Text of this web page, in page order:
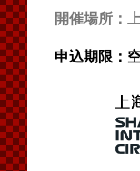
開催場所：
申込期限：